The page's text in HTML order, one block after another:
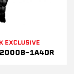
EXCLUSIVE
1A4DR